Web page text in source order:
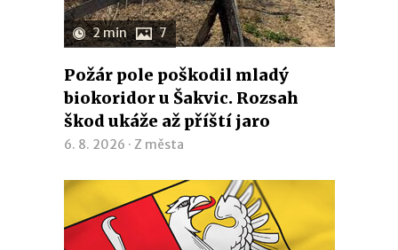
2 min 7
Požár pole poškodil mladý
biokoridor u Šakvic. Rozsah
škod ukáže až příští jaro
6. 8. 2026 · Z města